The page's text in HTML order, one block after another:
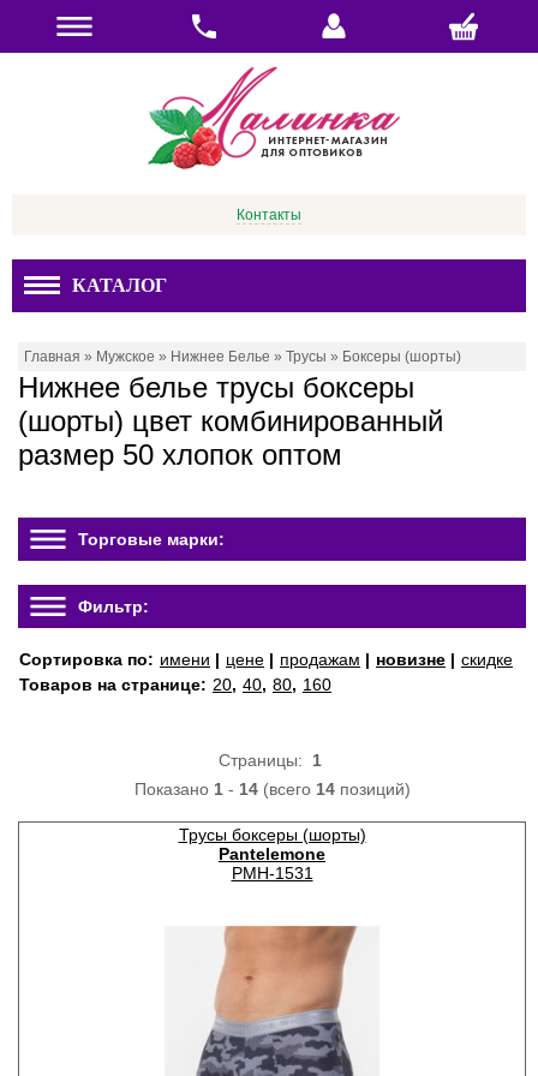
Контакты
КАТАЛОГ
Главная » Мужское » Нижнее Белье » Трусы » Боксеры (шорты)
Нижнее белье трусы боксеры
(шорты) цвет комбинированный
размер 50 хлопок оптом
Торговые марки:
Фильтр:
Сортировка по: имени | цене | продажам | новизне | скидке
Товаров на странице: 20, 40, 80, 160
Страницы: 1
Показано 1- 14(всего 14позиций)
Трусы боксеры (шорты)
Pantelemone
PMH-1531